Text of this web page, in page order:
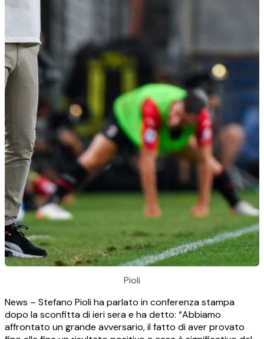
Pioli
News – Stefano Pioli ha parlato in conferenza stampa
dopo la sconfitta di ieri sera e ha detto: “Abbiamo
affrontato un grande avversario, il fatto di aver provato